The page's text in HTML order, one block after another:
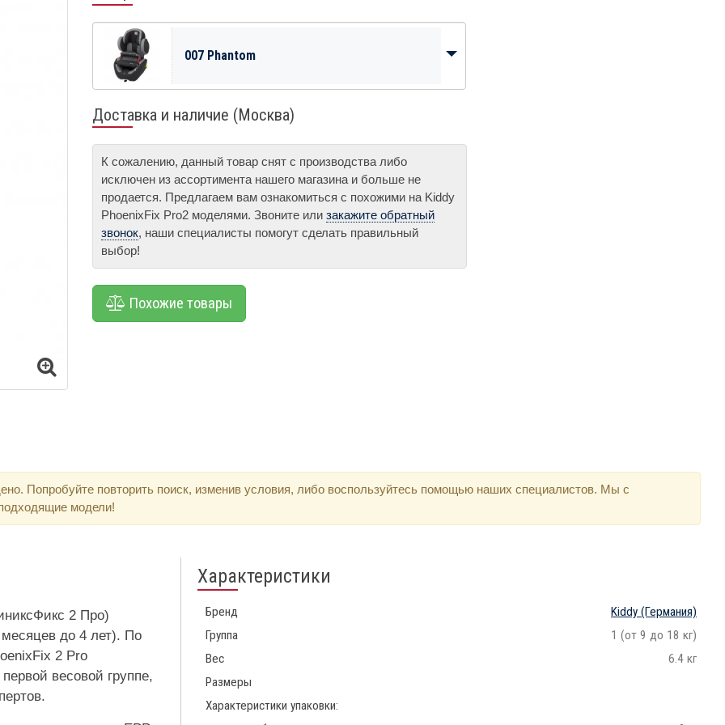
007 Phantom
Доставка и наличие (Москва)
К сожалению, данный товар снят с производства либо
исключен из ассортимента нашего магазина и больше не
продается. Предлагаем вам ознакомиться с похожими на Kiddy
PhoenixFix Pro2 моделями. Звоните илизакажите обратный
звонок, наши специалисты помогут сделать правильный
выбор!
Похожие товары
Попробуйте повторить поиск, изменив условия, либо воспользуйтесь помощью наших специалистов. Мы с
модели!
2 Про)
до 4 лет). По
2 Pro
весовой группе,
Характеристики
Бренд Kiddy (Германия)
Группа
1 (от 9 до 18 кг)
Вес
6.4 кг
Размеры
Характеристики упаковки: